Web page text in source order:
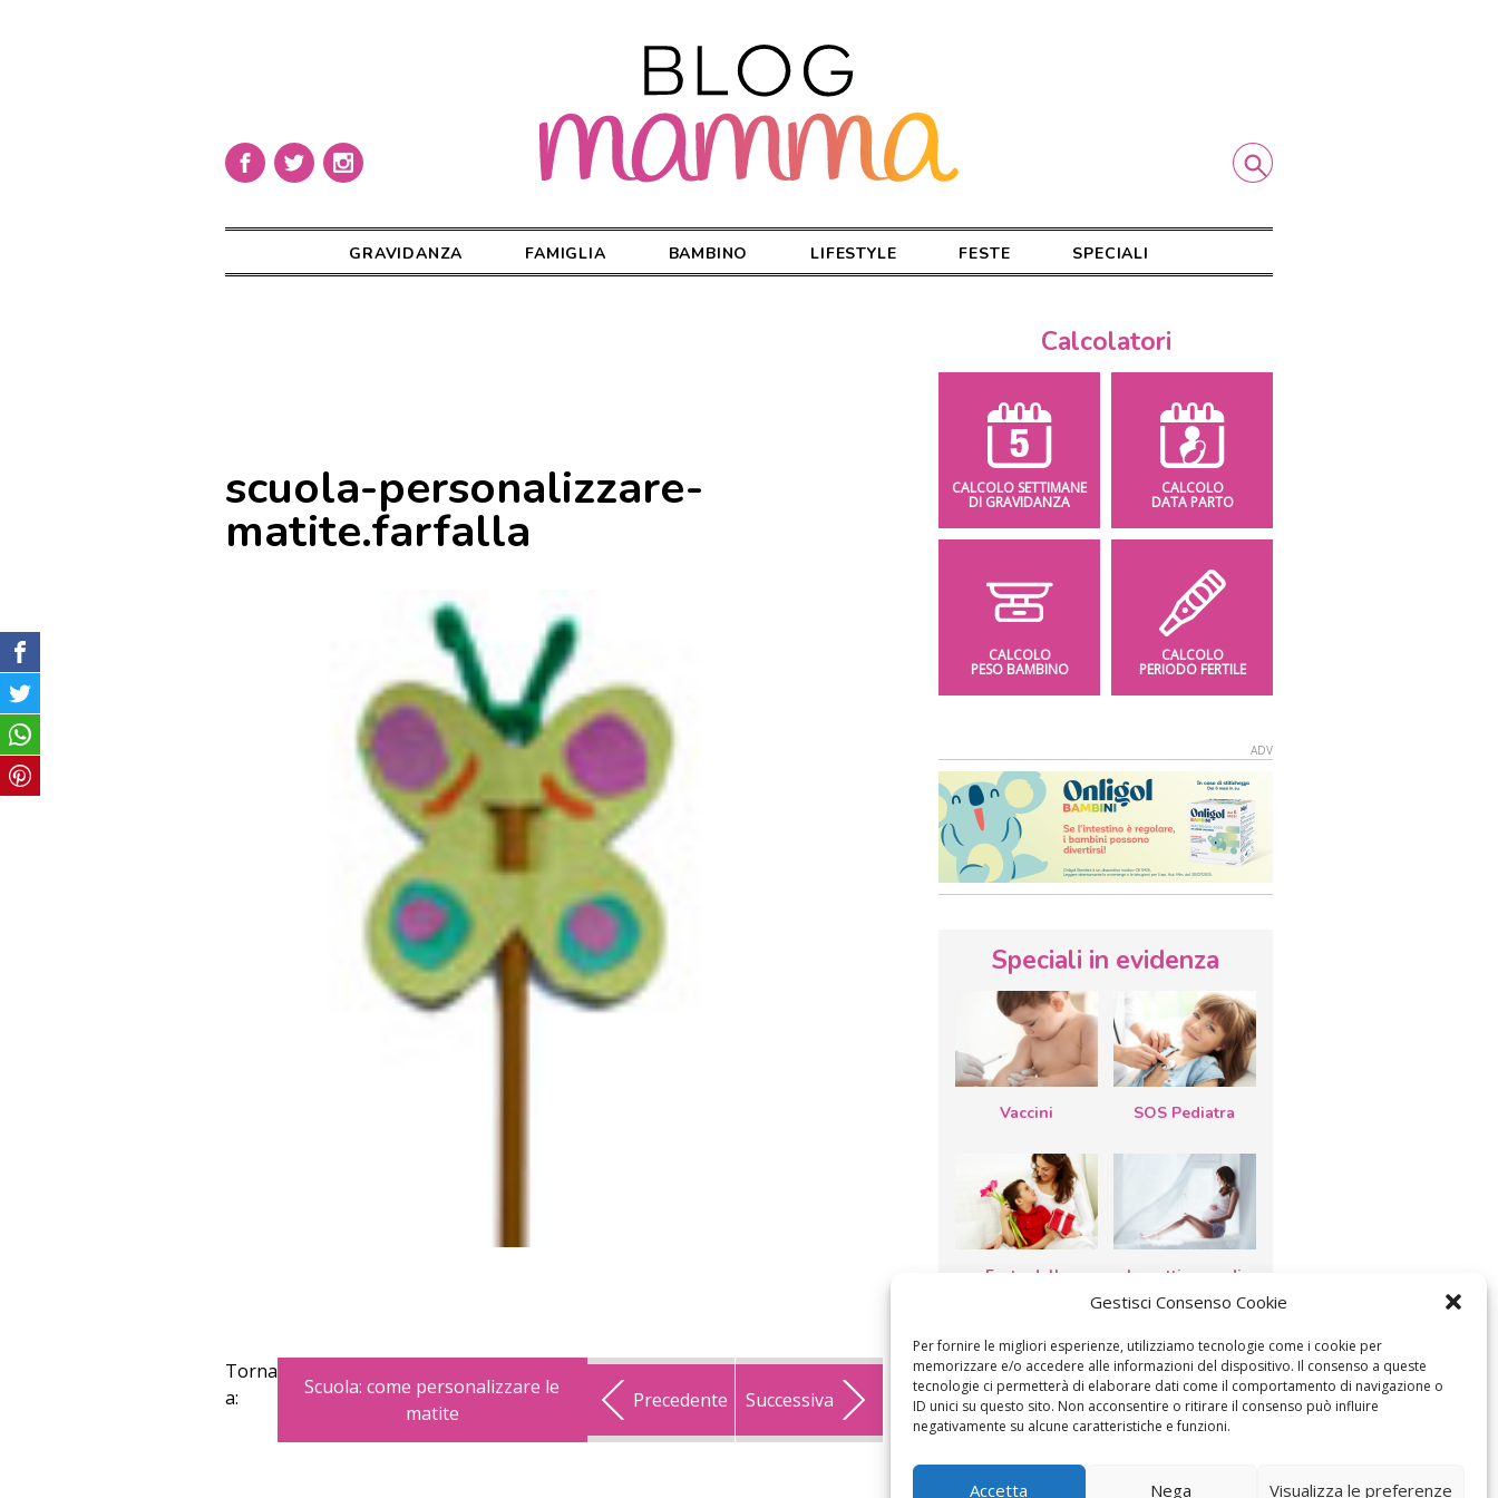
Gestisci Consenso Cookie
Per fornire le migliori esperienze, utilizziamo tecnologie come i cookie per
memorizzare e/o accedere alle informazioni del dispositivo. Il consenso a queste
tecnologie ci permetterà di elaborare dati come il comportamento di navigazione o
ID unici su questo sito. Non acconsentire o ritirare il consenso può influire
negativamente su alcune caratteristiche e funzioni.
Accetta Nega Visualizza le preferenze
GRAVIDANZA FAMIGLIA BAMBINO LIFESTYLE FESTE SPECIALI
scuola-personalizzare-
matite.farfalla
Torna
a:
Scuola: come personalizzare le
matite
Precedente Successiva
Calcolatori
CALCOLO SETTIMANE
DI GRAVIDANZA
CALCOLO
DATA PARTO
CALCOLO
PESO BAMBINO
CALCOLO
PERIODO FERTILE
Speciali in evidenza
Vaccini SOS Pediatra
Festa della
biglietti d’auguri,
Le settimane di